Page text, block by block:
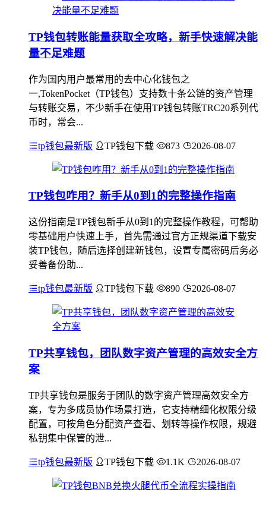
TP钱包转账能量获取全攻略，新手快速解决能
量不足难题
作为国内用户最常用的去中心化钱包之
一,TokenPocket（TP钱包）支持数十条公链的资产管理
与转账交易，不少新手在使用TP钱包转账TRC20系列代
币时，常会...
tp钱包最新版 TP钱包下载 873 2026-08-07
TP钱包咋用？新手从0到1的完整操作指南
这份指南是TP钱包新手从0到1的完整操作教程，可帮助
零基础用户快速上手，首先需通过官方正规渠道下载安
装TP钱包，随后选择创建新钱包，设置专属密码后务必
妥善备份助...
tp钱包最新版 TP钱包下载 890 2026-08-07
TP共享钱包，团队数字资产管理的高效安全方
案
TP共享钱包是服务于团队的数字资产管理高效安全方
案，专为多成员协作场景打造，它支持精细化权限分级
配置，可按角色分配资产查看、划转等操作权限，规避
私钥集中保管的泄...
tp钱包最新版 TP钱包下载 1.1K 2026-08-07